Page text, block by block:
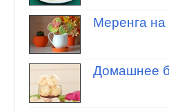
Меренга на
Домашнее